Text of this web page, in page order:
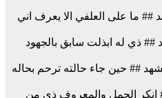
## ما على العلفي الا يعرف اني
## ذي له ابذلت سابق بالجهود
## حين جاء حالته ترحم بحاله
انكر الجمل والمعروف ذي من